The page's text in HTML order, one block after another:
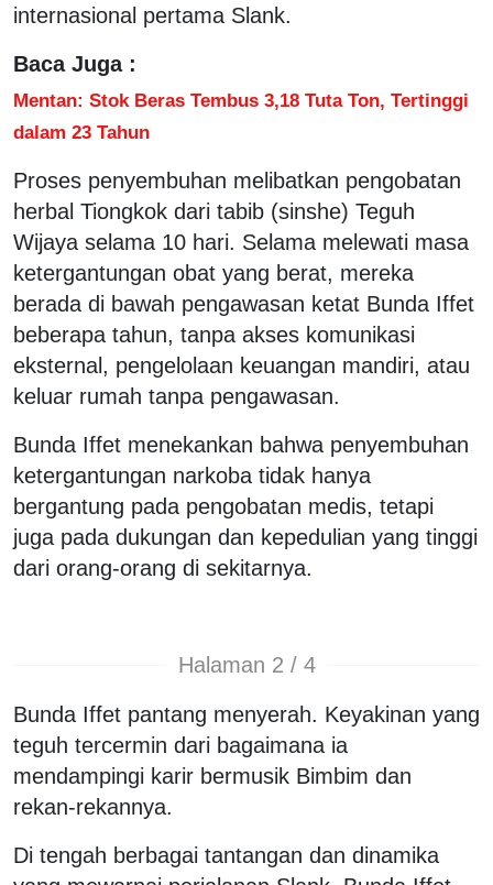
internasional pertama Slank.
Baca Juga :
Mentan: Stok Beras Tembus 3,18 Tuta Ton, Tertinggi
dalam 23 Tahun
Proses penyembuhan melibatkan pengobatan
herbal Tiongkok dari tabib (sinshe) Teguh
Wijaya selama 10 hari. Selama melewati masa
ketergantungan obat yang berat, mereka
berada di bawah pengawasan ketat Bunda Iffet
beberapa tahun, tanpa akses komunikasi
eksternal, pengelolaan keuangan mandiri, atau
keluar rumah tanpa pengawasan.
Bunda Iffet menekankan bahwa penyembuhan
ketergantungan narkoba tidak hanya
bergantung pada pengobatan medis, tetapi
juga pada dukungan dan kepedulian yang tinggi
dari orang-orang di sekitarnya.
Halaman 2 / 4
Bunda Iffet pantang menyerah. Keyakinan yang
teguh tercermin dari bagaimana ia
mendampingi karir bermusik Bimbim dan
rekan-rekannya.
Di tengah berbagai tantangan dan dinamika